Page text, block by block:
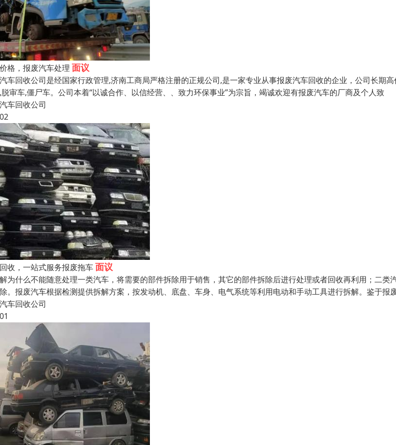
格，报废汽车处理 面议
车回收公司是经国家行政管理,济南工商局严格注册的正规公司,是一家专业从事报废汽车回收的企业，公司长期
审车,僵尸车。公司本着“以诚合作、以信经营、、致力环保事业”为宗旨，竭诚欢迎有报废汽车的厂商及个人致
车回收公司
收，一站式服务报废拖车面议
为什么不能随意处理一类汽车，将需要的部件拆除用于销售，其它的部件拆除后进行处理或者回收再利用；二类
。报废汽车根据检测提供拆解方案，按发动机、底盘、车身、电气系统等利用电动和手动工具进行拆解。鉴于报
车回收公司